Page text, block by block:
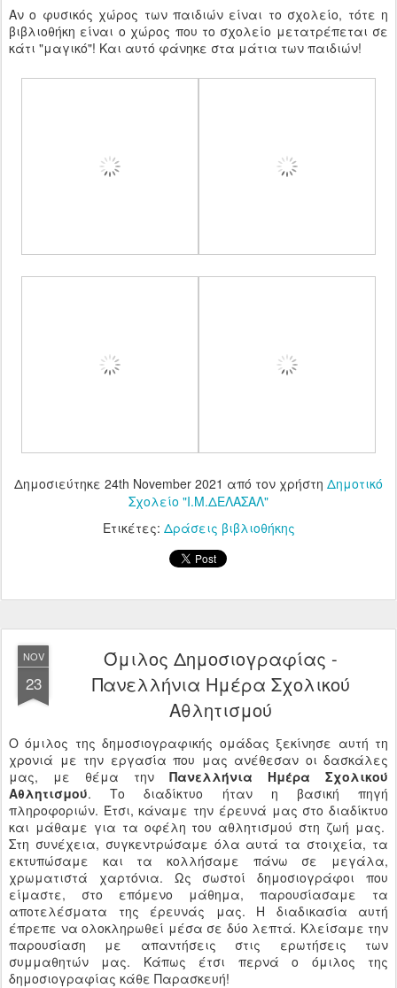
Αν ο φυσικός χώρος των παιδιών είναι το σχολείο, τότε η
βιβλιοθήκη είναι ο χώρος που το σχολείο μετατρέπεται σε
κάτι "μαγικό"! Και αυτό φάνηκε στα μάτια των παιδιών!
Δημοσιεύτηκε 24th November 2021 από τον χρήστη Δημοτικό
Σχολείο "Ι.Μ.ΔΕΛΑΣΑΛ"
Ετικέτες: Δράσεις βιβλιοθήκης
NOV
23
Όμιλος Δημοσιογραφίας -
Πανελλήνια Ημέρα Σχολικού
Αθλητισμού
Ο όμιλος της δημοσιογραφικής ομάδας ξεκίνησε αυτή τη
χρονιά με την εργασία που μας ανέθεσαν οι δασκάλες
μας, με θέμα την Πανελλήνια Ημέρα Σχολικού
Αθλητισμού. Το διαδίκτυο ήταν η βασική πηγή
πληροφοριών. Έτσι, κάναμε την έρευνά μας στο διαδίκτυο
και μάθαμε για τα οφέλη του αθλητισμού στη ζωή μας.
Στη συνέχεια, συγκεντρώσαμε όλα αυτά τα στοιχεία, τα
εκτυπώσαμε και τα κολλήσαμε πάνω σε μεγάλα,
χρωματιστά χαρτόνια. Ως σωστοί δημοσιογράφοι που
είμαστε, στο επόμενο μάθημα, παρουσίασαμε τα
αποτελέσματα της έρευνάς μας. Η διαδικασία αυτή
έπρεπε να ολοκληρωθεί μέσα σε δύο λεπτά. Κλείσαμε την
παρουσίαση με απαντήσεις στις ερωτήσεις των
συμμαθητών μας. Κάπως έτσι περνά ο όμιλος της
δημοσιογραφίας κάθε Παρασκευή!